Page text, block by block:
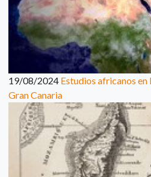
19/08/2024 Estudios africanos en
Gran Canaria